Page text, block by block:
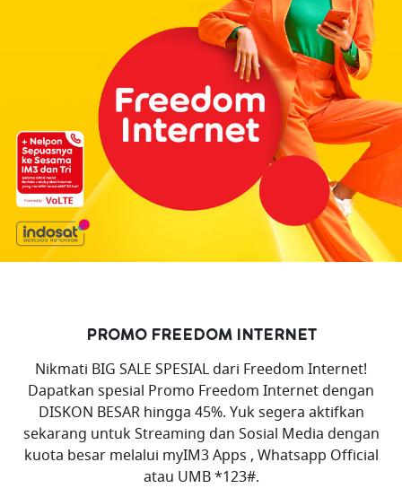
PROMO FREEDOM INTERNET
Nikmati BIG SALE SPESIAL dari Freedom Internet!
Dapatkan spesial Promo Freedom Internet dengan
DISKON BESAR hingga 45%. Yuk segera aktifkan
sekarang untuk Streaming dan Sosial Media dengan
kuota besar melalui myIM3 Apps , Whatsapp Official
atau UMB *123#.